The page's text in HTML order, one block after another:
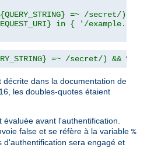
=~ /secret/)"
in { '/
=~ /secret/) &&
dans la documentation de
les doubles-quotes étaient
avant l'authentification.
false et se réfère à la variable %
d'authentification sera engagé et